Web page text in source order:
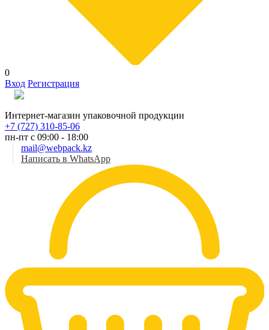
0
Вход Регистрация
Интернет-магазин упаковочной продукции
+7 (727) 310-85-06
пн-пт с 09:00 - 18:00
mail@webpack.kz
Написать в WhatsApp